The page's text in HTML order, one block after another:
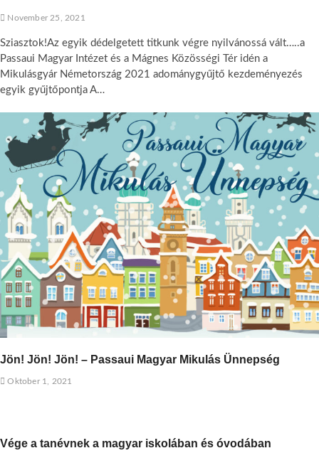
November 25, 2021
Sziasztok!Az egyik dédelgetett titkunk végre nyilvánossá vált…..a
Passaui Magyar Intézet és a Mágnes Közösségi Tér idén a
Mikulásgyár Németország 2021 adománygyűjtő kezdeményezés
egyik gyűjtőpontja A…
Jön! Jön! Jön! – Passaui Magyar Mikulás Ünnepség
Oktober 1, 2021
Vége a tanévnek a magyar iskolában és óvodában